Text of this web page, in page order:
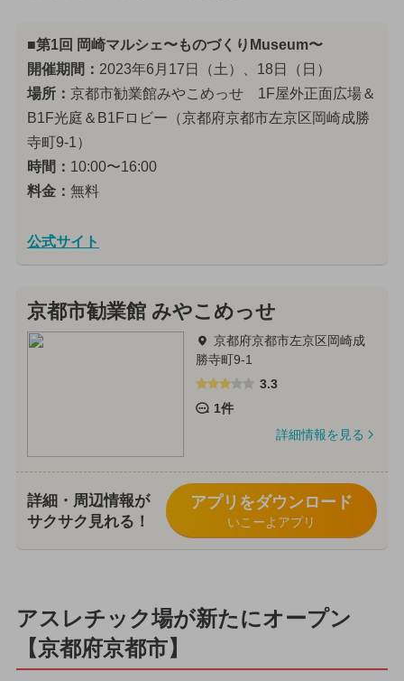
■第1回 岡崎マルシェ〜ものづくりMuseum〜
開催期間： 2023年6月17日（土）、18日（日）
場所： 京都市勧業館みやこめっせ 1F屋外正面広場＆
B1F光庭＆B1Fロビー（京都府京都市左京区岡崎成勝
寺町9-1）
時間： 10:00〜16:00
料金： 無料
公式サイト
京都市勧業館 みやこめっせ
京都府京都市左京区岡崎成
勝寺町9-1
3.3
1件
詳細情報を見る
詳細・周辺情報が
サクサク見れる！
アプリをダウンロード
いこーよアプリ
アスレチック場が新たにオープン
【京都府京都市】